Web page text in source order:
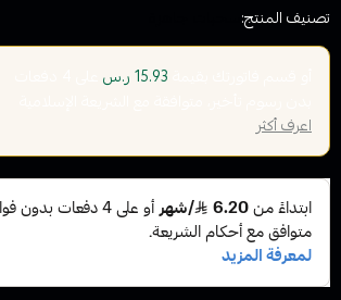
تصنيف المنتج:
15.93 ر.س
اعرف أكثر